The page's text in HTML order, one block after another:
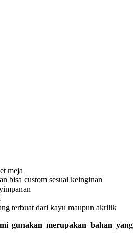
meja
bisa custom sesuai keinginan
terbuat dari kayu maupun akrilik
gunakan merupakan bahan yang